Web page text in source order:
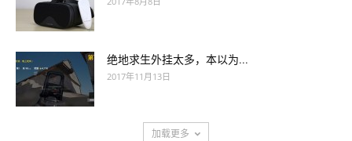
绝地求生外挂太多，本以为...
2017年11月13日
加载更多